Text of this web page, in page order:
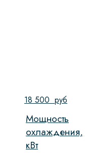
18 500 руб
Мощность
охлаждения,
кВт